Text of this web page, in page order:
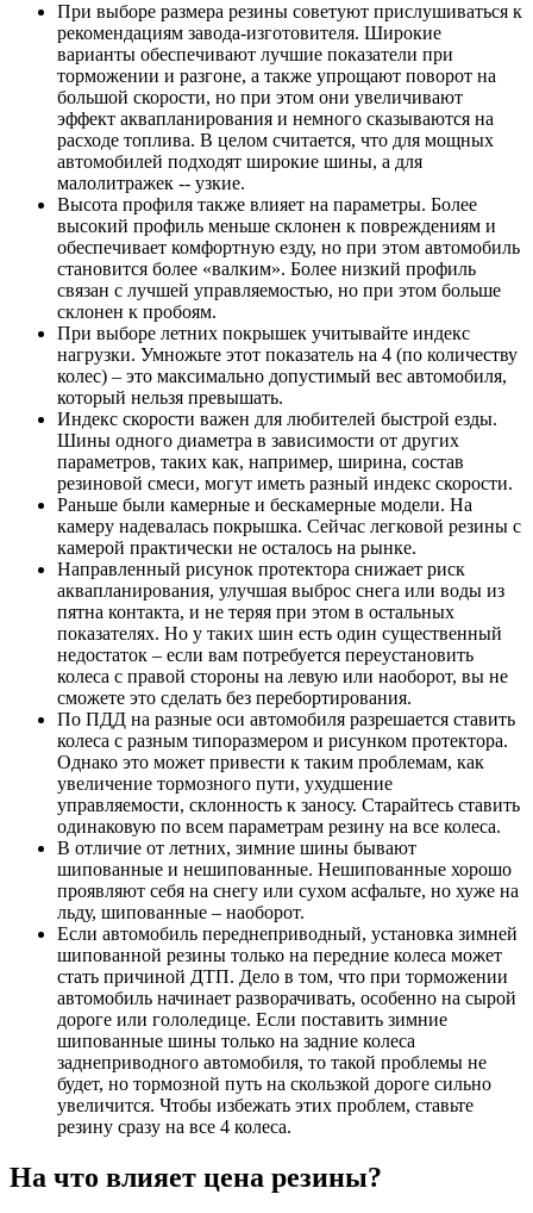
При выборе размера резины советуют прислушиваться к
рекомендациям завода-изготовителя. Широкие
варианты обеспечивают лучшие показатели при
торможении и разгоне, а также упрощают поворот на
большой скорости, но при этом они увеличивают
эффект аквапланирования и немного сказываются на
расходе топлива. В целом считается, что для мощных
автомобилей подходят широкие шины, а для
малолитражек -- узкие.
Высота профиля также влияет на параметры. Более
высокий профиль меньше склонен к повреждениям и
обеспечивает комфортную езду, но при этом автомобиль
становится более «валким». Более низкий профиль
связан с лучшей управляемостью, но при этом больше
склонен к пробоям.
При выборе летних покрышек учитывайте индекс
нагрузки. Умножьте этот показатель на 4 (по количеству
колес) – это максимально допустимый вес автомобиля,
который нельзя превышать.
Индекс скорости важен для любителей быстрой езды.
Шины одного диаметра в зависимости от других
параметров, таких как, например, ширина, состав
резиновой смеси, могут иметь разный индекс скорости.
Раньше были камерные и бескамерные модели. На
камеру надевалась покрышка. Сейчас легковой резины с
камерой практически не осталось на рынке.
Направленный рисунок протектора снижает риск
аквапланирования, улучшая выброс снега или воды из
пятна контакта, и не теряя при этом в остальных
показателях. Но у таких шин есть один существенный
недостаток – если вам потребуется переустановить
колеса с правой стороны на левую или наоборот, вы не
сможете это сделать без перебортирования.
По ПДД на разные оси автомобиля разрешается ставить
колеса с разным типоразмером и рисунком протектора.
Однако это может привести к таким проблемам, как
увеличение тормозного пути, ухудшение
управляемости, склонность к заносу. Старайтесь ставить
одинаковую по всем параметрам резину на все колеса.
В отличие от летних, зимние шины бывают
шипованные и нешипованные. Нешипованные хорошо
проявляют себя на снегу или сухом асфальте, но хуже на
льду, шипованные – наоборот.
Если автомобиль переднеприводный, установка зимней
шипованной резины только на передние колеса может
стать причиной ДТП. Дело в том, что при торможении
автомобиль начинает разворачивать, особенно на сырой
дороге или гололедице. Если поставить зимние
шипованные шины только на задние колеса
заднеприводного автомобиля, то такой проблемы не
будет, но тормозной путь на скользкой дороге сильно
увеличится. Чтобы избежать этих проблем, ставьте
резину сразу на все 4 колеса.
На что влияет цена резины?